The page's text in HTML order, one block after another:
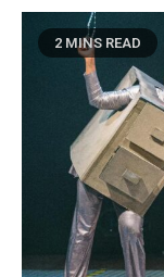
2 MINS READ